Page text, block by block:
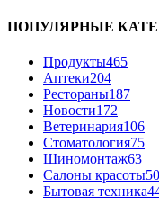
ПОПУЛЯРНЫЕ
Продукты465
Аптеки204
Рестораны187
Новости172
Ветеринария106
Стоматология75
Шиномонтаж63
Салоны красоты50
Бытовая техника